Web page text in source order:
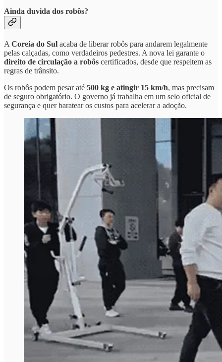
Ainda duvida dos robôs?
ACoreia do Sul acaba de liberar robôs para andarem legalmente
pelas calçadas, como verdadeiros pedestres. A nova lei garante o
direito de circulação a robôs certificados, desde que respeitem as
regras de trânsito.
Os robôs podem pesar até 500 kg e atingir 15 km/h, mas precisam
de seguro obrigatório. O governo já trabalha em um selo oficial de
segurança e quer baratear os custos para acelerar a adoção.